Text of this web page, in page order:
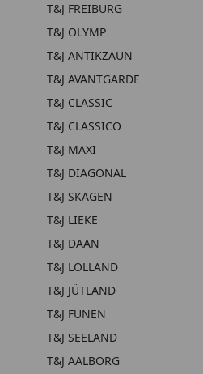
T&J FREIBURG
T&J OLYMP
T&J ANTIKZAUN
T&J AVANTGARDE
T&J CLASSIC
T&J CLASSICO
T&J MAXI
T&J DIAGONAL
T&J SKAGEN
T&J LIEKE
T&J DAAN
T&J LOLLAND
T&J JÜTLAND
T&J FÜNEN
T&J SEELAND
T&J AALBORG